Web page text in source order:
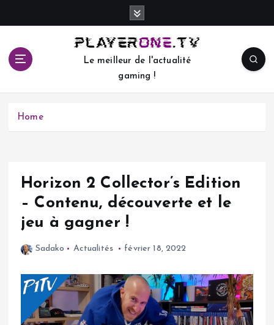
c
Le meilleur de l'actualité
gaming !
Home
Horizon 2 Collector’s Edition
– Contenu, découverte et le
jeu à gagner !
Sadako Actualités février 18, 2022